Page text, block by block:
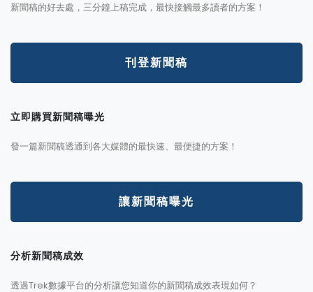
新聞稿的好去處，三分鐘上稿完成，最快接觸最多讀者的方案！
刊登新聞稿
立即購買新聞稿曝光
發一篇新聞稿透通到各大媒體的最快速、最便捷的方案！
讓新聞稿曝光
分析新聞稿成效
透過Trek數據平台的分析讓您知道你的新聞稿成效表現如何？